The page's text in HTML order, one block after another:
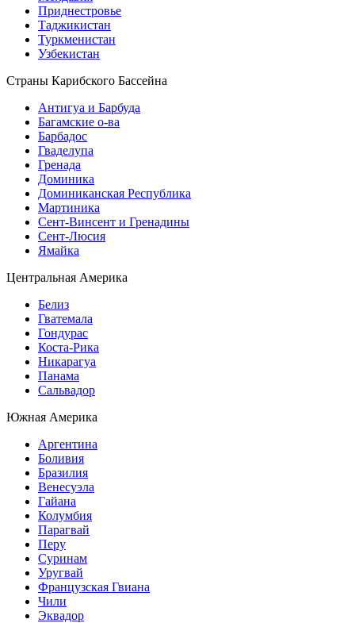
Приднестровье
Таджикистан
Туркменистан
Узбекистан
Страны Карибского Бассейна
Антигуа и Барбуда
Багамские о-ва
Барбадос
Гваделупа
Гренада
Доминика
Доминиканская Республика
Мартиника
Сент-Винсент и Гренадины
Сент-Люсия
Ямайка
Центральная Америка
Белиз
Гватемала
Гондурас
Коста-Рика
Никарагуа
Панама
Сальвадор
Южная Америка
Аргентина
Боливия
Бразилия
Венесуэла
Гайана
Колумбия
Парагвай
Перу
Суринам
Уругвай
Французская Гвиана
Чили
Эквадор